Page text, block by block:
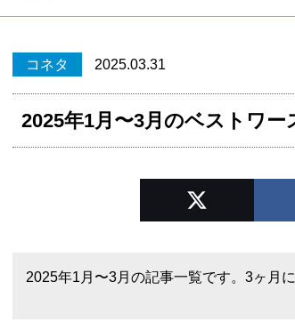
コネタ 2025.03.31
2025年1月〜3月のベストワー
2025年1月〜3月の記事一覧です。3ヶ月